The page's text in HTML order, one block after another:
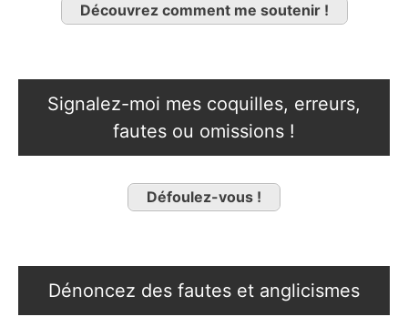
Découvrez comment me soutenir !
Signalez-moi mes coquilles, erreurs,
fautes ou omissions !
Défoulez-vous !
Dénoncez des fautes et anglicismes